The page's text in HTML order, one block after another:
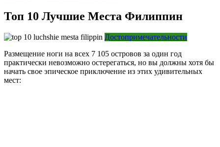
Топ 10 Лучшие Места Филиппин
Достопримечательности
Размещение ноги на всех 7 105 островов за один год
практически невозможно остерегаться, но вы должны хотя бы
начать свое эпическое приключение из этих удивительных
мест: